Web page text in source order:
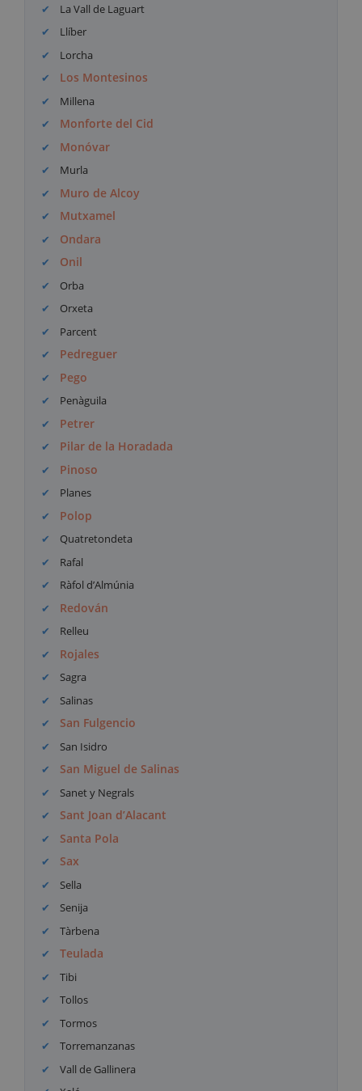
La Vall de Laguart
Llíber
Lorcha
Los Montesinos
Millena
Monforte del Cid
Monóvar
Murla
Muro de Alcoy
Mutxamel
Ondara
Onil
Orba
Orxeta
Parcent
Pedreguer
Pego
Penàguila
Petrer
Pilar de la Horadada
Pinoso
Planes
Polop
Quatretondeta
Rafal
Ràfol d’Almúnia
Redován
Relleu
Rojales
Sagra
Salinas
San Fulgencio
San Isidro
San Miguel de Salinas
Sanet y Negrals
Sant Joan d’Alacant
Santa Pola
Sax
Sella
Senija
Tàrbena
Teulada
Tibi
Tollos
Tormos
Torremanzanas
Vall de Gallinera